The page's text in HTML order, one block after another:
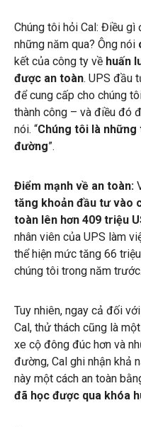
Chúng tôi hỏi Cal: Điều
những năm qua? Ông nói
kết của công ty về huấn
được an toàn. UPS đầu
để cung cấp cho chúng
thành công – và điều đó
nói. “Chúng tôi là
đường”.
Điểm mạnh về an toàn:
tăng khoản đầu tư vào
toàn lên hơn 409 triệu
nhân viên của UPS làm
thể hiện mức tăng 66
chúng tôi trong năm trước.
Tuy nhiên, ngay cả đối
Cal, thử thách cũng là
xe cộ đông đúc hơn và
đường, Cal ghi nhận khả
này một cách an toàn
đã học được qua khóa